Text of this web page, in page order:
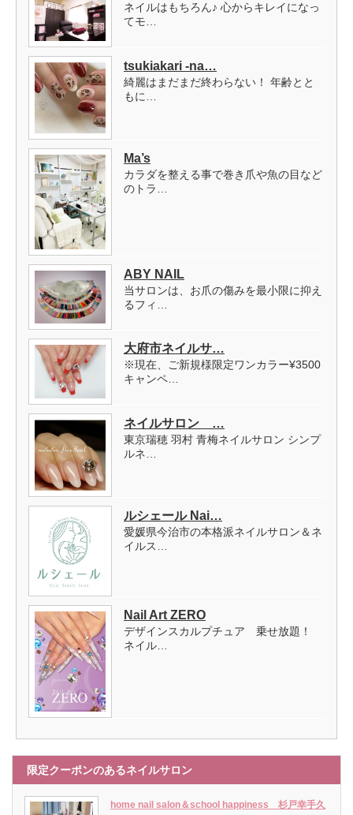
ネイルはもちろん♪ 心からキレイになっ
てモ…
tsukiakari -na…
綺麗はまだまだ終わらない！ 年齢とと
もに…
Ma’s
カラダを整える事で巻き爪や魚の目など
のトラ…
ABY NAIL
当サロンは、お爪の傷みを最小限に抑え
るフィ…
大府市ネイルサ…
※現在、ご新規様限定ワンカラー¥3500
キャンペ…
ネイルサロン …
東京瑞穂 羽村 青梅ネイルサロン シンプ
ルネ…
ルシェール Nai…
愛媛県今治市の本格派ネイルサロン＆ネ
イルス…
Nail Art ZERO
デザインスカルプチュア 乗せ放題！
ネイル…
限定クーポンのあるネイルサロン
home nail salon＆school happiness 杉戸幸手久